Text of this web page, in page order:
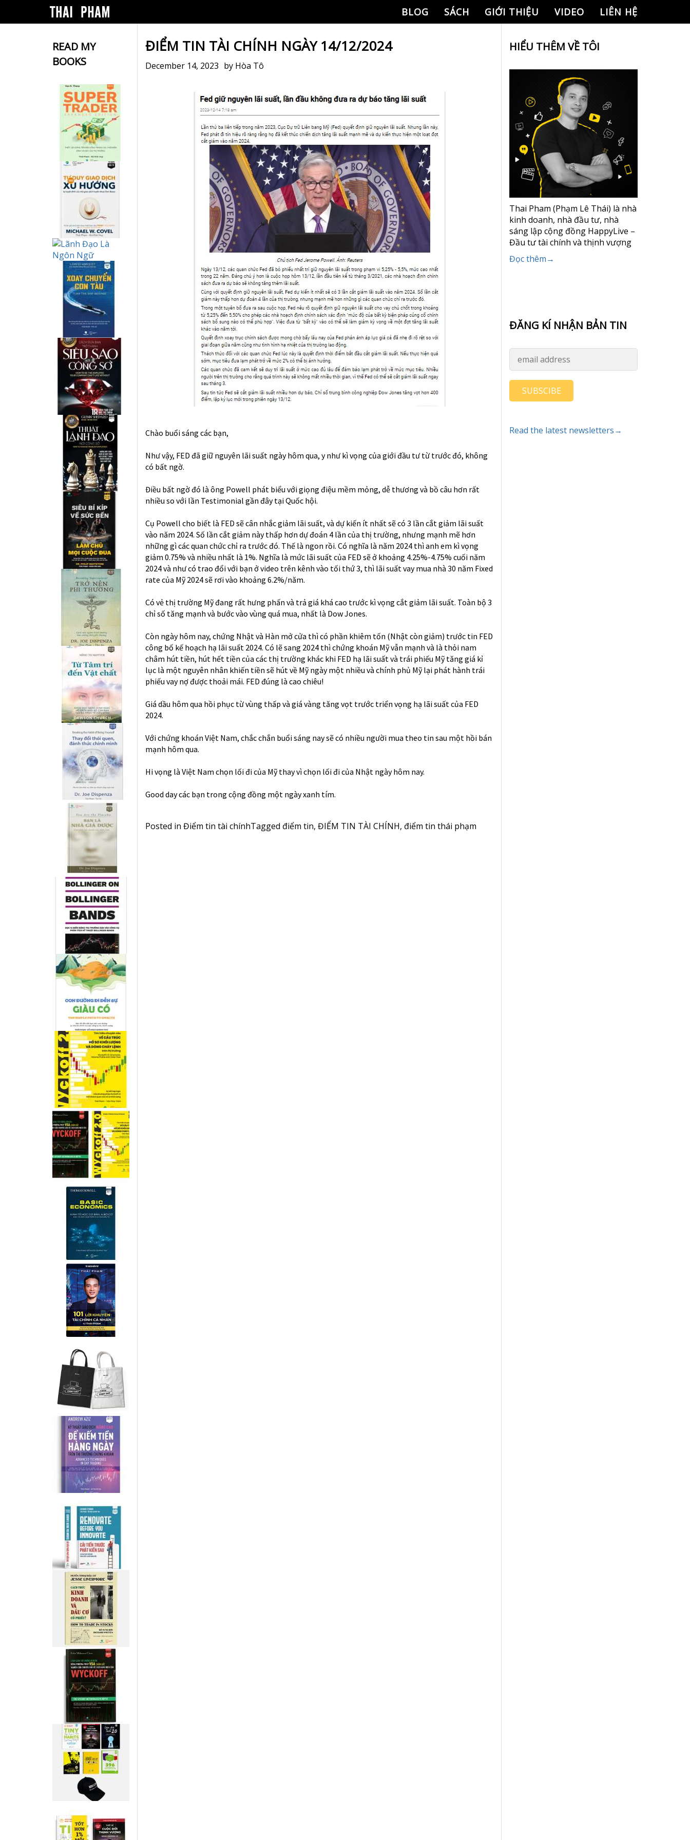
BLOG SÁCH GIỚI THIỆU VIDEO LIÊN HỆ
READ MY
BOOKS
ĐIỂM TIN TÀI CHÍNH NGÀY 14/12/2024
December 14, 2023 by Hòa Tô
Chào buổi sáng các bạn,
Như vậy, FED đã giữ nguyên lãi suất ngày hôm qua, y như kì vọng của giới đầu tư từ trước đó, không
có bất ngờ.
Điều bất ngờ đó là ông Powell phát biểu với giọng điệu mềm mỏng, dễ thương và bồ câu hơn rất
nhiều so với lần Testimonial gần đây tại Quốc hội.
Cụ Powell cho biết là FED sẽ cân nhắc giảm lãi suất, và dự kiến ít nhất sẽ có 3 lần cắt giảm lãi suất
vào năm 2024. Số lần cắt giảm này thấp hơn dự đoán 4 lần của thị trường, nhưng mạnh mẽ hơn
những gì các quan chức chỉ ra trước đó. Thế là ngon rồi. Có nghĩa là năm 2024 thì anh em kì vọng
giảm 0.75% và nhiều nhất là 1%. Nghĩa là mức lãi suất của FED sẽ ở khoảng 4.25%-4.75% cuối năm
2024 và như có trao đổi với bạn ở video trên kênh vào tối thứ 3, thì lãi suất vay mua nhà 30 năm Fixed
rate của Mỹ 2024 sẽ rơi vào khoảng 6.2%/năm.
Có vẻ thị trường Mỹ đang rất hưng phấn và trả giá khá cao trước kì vọng cắt giảm lãi suất. Toàn bộ 3
chỉ số tăng mạnh và bước vào vùng quá mua, nhất là Dow Jones.
Còn ngày hôm nay, chứng Nhật và Hàn mở cửa thì có phần khiêm tốn (Nhật còn giảm) trước tin FED
công bố kế hoạch hạ lãi suất 2024. Có lẽ sang 2024 thì chứng khoán Mỹ vẫn mạnh và là thỏi nam
châm hút tiền, hút hết tiền của các thị trường khác khi FED hạ lãi suất và trái phiếu Mỹ tăng giá kỉ
lục là một nguyên nhân khiến tiền sẽ hút về Mỹ ngày một nhiều và chính phủ Mỹ lại phát hành trái
phiếu vay nợ được thoải mái. FED đúng là cao chiêu!
Giá dầu hôm qua hồi phục từ vùng thấp và giá vàng tăng vọt trước triển vọng hạ lãi suất của FED
2024.
Với chứng khoán Việt Nam, chắc chắn buổi sáng nay sẽ có nhiều người mua theo tin sau một hồi bán
mạnh hôm qua.
Hi vọng là Việt Nam chọn lối đi của Mỹ thay vì chọn lối đi của Nhật ngày hôm nay.
Good day các bạn trong cộng đồng một ngày xanh tím.
Posted in Điểm tin tài chínhTagged điểm tin, ĐIỂM TIN TÀI CHÍNH, điểm tin thái phạm
HIỂU THÊM VỀ TÔI
Thai Pham (Phạm Lê Thái) là nhà
kinh doanh, nhà đầu tư, nhà
sáng lập cộng đồng HappyLive –
Đầu tư tài chính và thịnh vượng
Đọc thêm→
ĐĂNG KÍ NHẬN BẢN TIN
SUBSCIBE
Read the latest newsletters→